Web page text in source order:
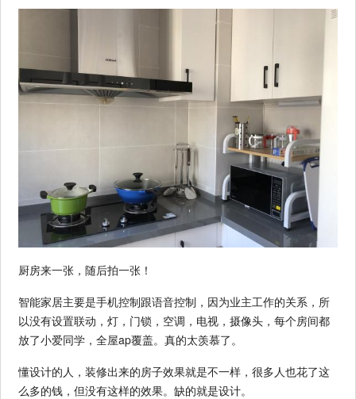
厨房来一张，随后拍一张！
智能家居主要是手机控制跟语音控制，因为业主工作的关系，所
以没有设置联动，灯，门锁，空调，电视，摄像头，每个房间都
放了小爱同学，全屋ap覆盖。真的太羡慕了。
懂设计的人，装修出来的房子效果就是不一样，很多人也花了这
么多的钱，但没有这样的效果。缺的就是设计。